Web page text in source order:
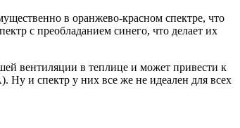
в оранжево-красном спектре, что
с преобладанием синего, что делает их
вентиляции в теплице и может привести к
и спектр у них все же не идеален для всех